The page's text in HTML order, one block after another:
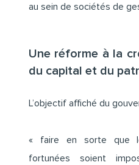
au sein de sociétés de
Une réforme à la
du capital et du
L’objectif affiché du
« faire en sorte que
fortunées soient